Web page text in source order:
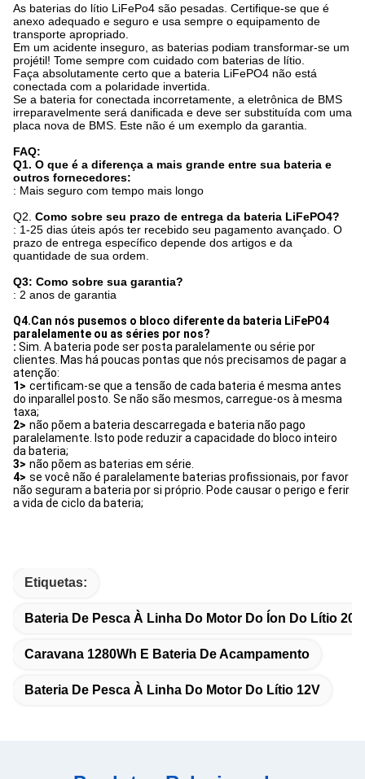
As baterias do lítio LiFePo4 são pesadas. Certifique-se que é
anexo adequado e seguro e usa sempre o equipamento de
transporte apropriado.
Em um acidente inseguro, as baterias podiam transformar-se um
projétil! Tome sempre com cuidado com baterias de lítio.
Faça absolutamente certo que a bateria LiFePO4 não está
conectada com a polaridade invertida.
Se a bateria for conectada incorretamente, a eletrônica de BMS
irreparavelmente será danificada e deve ser substituída com uma
placa nova de BMS. Este não é um exemplo da garantia.
FAQ:
Q1. O que é a diferença a mais grande entre sua bateria e
outros fornecedores:
: Mais seguro com tempo mais longo
Q2. Como sobre seu prazo de entrega da bateria LiFePO4?
: 1-25 dias úteis após ter recebido seu pagamento avançado. O
prazo de entrega específico depende dos artigos e da
quantidade de sua ordem.
Q3: Como sobre sua garantia?
: 2 anos de garantia
Q4.Can nós pusemos o bloco diferente da bateria LiFePO4
paralelamente ou as séries por nos?
: Sim. A bateria pode ser posta paralelamente ou série por
clientes. Mas há poucas pontas que nós precisamos de pagar a
atenção:
1> certificam-se que a tensão de cada bateria é mesma antes
do inparallel posto. Se não são mesmos, carregue-os à mesma
taxa;
2> não põem a bateria descarregada e bateria não pago
paralelamente. Isto pode reduzir a capacidade do bloco inteiro
da bateria;
3> não põem as baterias em série.
4> se você não é paralelamente baterias profissionais, por favor
não seguram a bateria por si próprio. Pode causar o perigo e ferir
a vida de ciclo da bateria;
Etiquetas:
Bateria De Pesca À Linha Do Motor Do Íon Do Lítio
Caravana 1280Wh E Bateria De Acampamento
Bateria De Pesca À Linha Do Motor Do Lítio 12V